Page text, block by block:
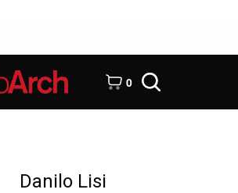
0
Danilo Lisi